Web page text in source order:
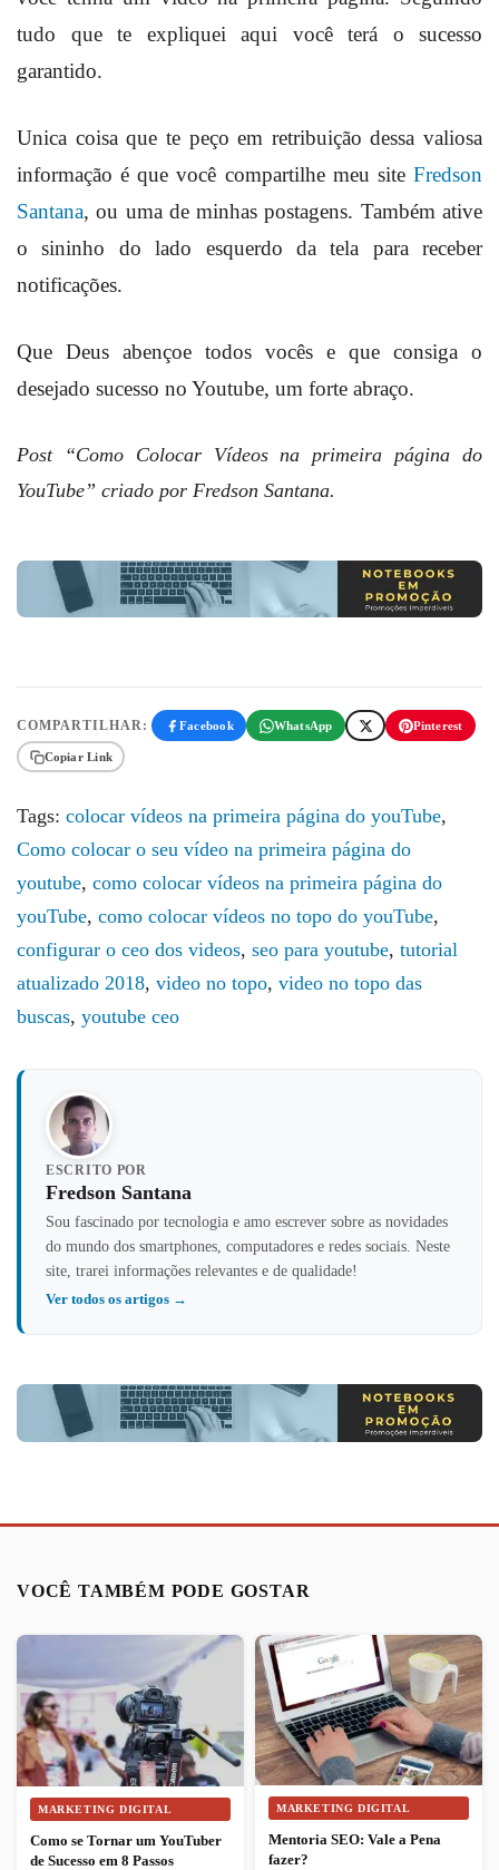
tudo que te expliquei aqui você terá o sucesso
garantido.
Unica coisa que te peço em retribuição dessa valiosa
informação é que você compartilhe meu site Fredson
Santana, ou uma de minhas postagens. Também ative
o sininho do lado esquerdo da tela para receber
notificações.
Que Deus abençoe todos vocês e que consiga o
desejado sucesso no Youtube, um forte abraço.
Post “Como Colocar Vídeos na primeira página do
YouTube” criado por Fredson Santana.
COMPARTILHAR: Facebook WhatsApp Pinterest
Copiar Link
Tags: colocar vídeos na primeira página do youTube,
Como colocar o seu vídeo na primeira página do
youtube, como colocar vídeos na primeira página do
youTube, como colocar vídeos no topo do youTube,
configurar o ceo dos videos, seo para youtube, tutorial
atualizado 2018, video no topo, video no topo das
buscas, youtube ceo
ESCRITO POR
Fredson Santana
Sou fascinado por tecnologia e amo escrever sobre as novidades
do mundo dos smartphones, computadores e redes sociais. Neste
site, trarei informações relevantes e de qualidade!
Ver todos os artigos →
VOCÊ TAMBÉM PODE GOSTAR
MARKETING DIGITAL
Como se Tornar um YouTuber
de Sucesso em 8 Passos
MARKETING DIGITAL
Mentoria SEO: Vale a Pena
fazer?